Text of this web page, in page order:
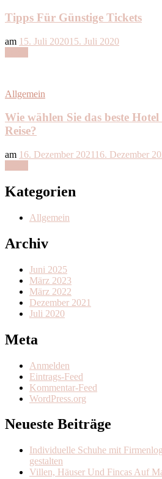
Tipps Für Günstige Tickets
am 15. Juli 202015. Juli 2020
Allgemein
Wie wählen Sie das beste
Reise?
am 16. Dezember 2021 16. Dezember
Kategorien
Allgemein
Archiv
Juni 2025
März 2023
März 2022
Dezember 2021
Juli 2020
Meta
Anmelden
Eintrags-Feed
Kommentar-Feed
WordPress.org
Neueste Beiträge
Individuelle Schuhe mit
gestalten
Villen, Häuser Und Fincas Auf